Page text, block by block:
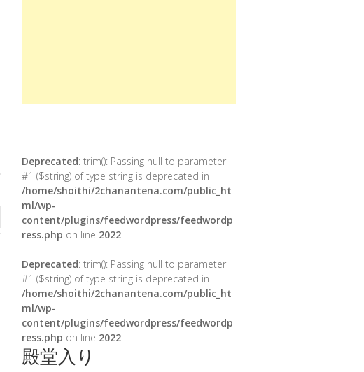
Deprecated: trim(): Passing null to parameter
#1 ($string) of type string is deprecated in
/home/shoithi/2chanantena.com/public_ht
ml/wp-
content/plugins/feedwordpress/feedwordp
ress.php on line 2022
Deprecated: trim(): Passing null to parameter
#1 ($string) of type string is deprecated in
/home/shoithi/2chanantena.com/public_ht
ml/wp-
content/plugins/feedwordpress/feedwordp
ress.php on line 2022
殿堂入り